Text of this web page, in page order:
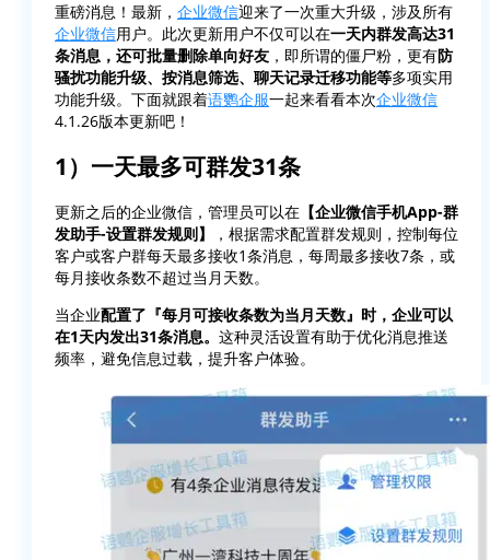
重磅消息！最新， 企业微信迎来了一次重大升级，涉及所有
企业微信用户。此次更新用户不仅可以在一天内群发高达31
条消息，还可批量删除单向好友 ，即所谓的僵尸粉，更有防
骚扰功能升级、按消息筛选、聊天记录迁移功能等多项实用
功能升级。下面就跟着语鹦企服一起来看看本次企业微信
4.1.26版本更新吧！
1）一天最多可群发31条
更新之后的企业微信，管理员可以在 【企业微信手机App-群
发助手-设置群发规则】
，根据需求配置群发规则，控制每位
客户或客户群每天最多接收1条消息，每周最多接收7条，或
每月接收条数不超过当月天数。
当企业配置了『每月可接收条数为当月天数』时，企业可以
在1天内发出31条消息。 这种灵活设置有助于优化消息推送
频率，避免信息过载，提升客户体验。